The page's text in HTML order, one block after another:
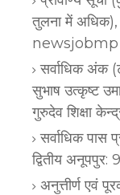
तुलना में
newsjobmp
सर्वाधिक अंक
सुभाष उत्कृष्ट
गुरुदेव शिक्षा
सर्वाधिक
द्वितीय अनूपपुर:
अनुत्तीर्ण एवं